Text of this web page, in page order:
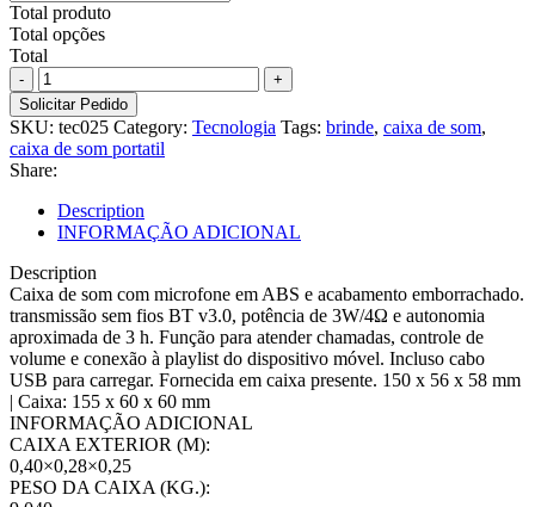
Total produto
Total opções
Total
Caixa
de
som
com
microfone
em
ABS
e
acabamento
emborrachado
quantity
Solicitar Pedido
SKU: tec025 Category: Tecnologia Tags: brinde, caixa de som,
caixa de som portatil
Share:
Description
INFORMAÇÃO ADICIONAL
Description
Caixa de som com microfone em ABS e acabamento emborrachado.
transmissão sem fios BT v3.0, potência de 3W/4Ω e autonomia
aproximada de 3 h. Função para atender chamadas, controle de
volume e conexão à playlist do dispositivo móvel. Incluso cabo
USB para carregar. Fornecida em caixa presente. 150 x 56 x 58 mm
| Caixa: 155 x 60 x 60 mm
INFORMAÇÃO ADICIONAL
CAIXA EXTERIOR (M):
0,40×0,28×0,25
PESO DA CAIXA (KG.):